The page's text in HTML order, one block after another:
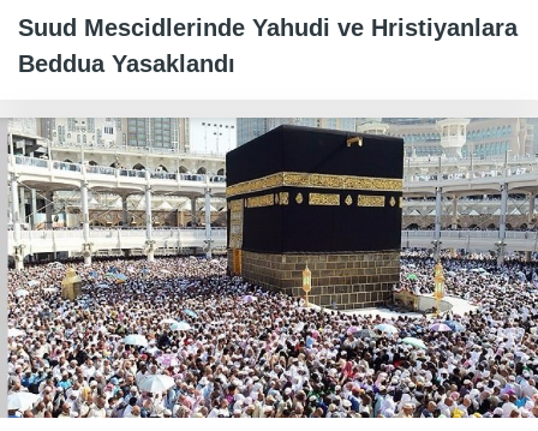
Suud Mescidlerinde Yahudi ve Hristiyanlara
Beddua Yasaklandı